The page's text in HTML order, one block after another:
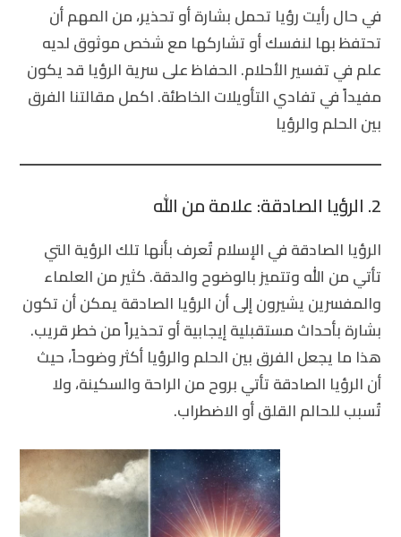
في حال رأيت رؤيا تحمل بشارة أو تحذير، من المهم أن
تحتفظ بها لنفسك أو تشاركها مع شخص موثوق لديه
علم في تفسير الأحلام. الحفاظ على سرية الرؤيا قد يكون
مفيداً في تفادي التأويلات الخاطئة. اكمل مقالتنا الفرق
بين الحلم والرؤيا
2. الرؤيا الصادقة: علامة من الله
الرؤيا الصادقة في الإسلام تُعرف بأنها تلك الرؤية التي
تأتي من الله وتتميز بالوضوح والدقة. كثير من العلماء
والمفسرين يشيرون إلى أن الرؤيا الصادقة يمكن أن تكون
بشارة بأحداث مستقبلية إيجابية أو تحذيراً من خطر قريب.
هذا ما يجعلالفرق بين الحلم والرؤياأكثر وضوحاً، حيث
أن الرؤيا الصادقة تأتي بروح من الراحة والسكينة، ولا
تُسبب للحالم القلق أو الاضطراب.